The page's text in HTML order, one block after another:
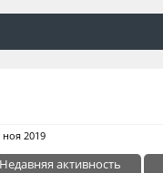
ноя 2019
Недавняя активность